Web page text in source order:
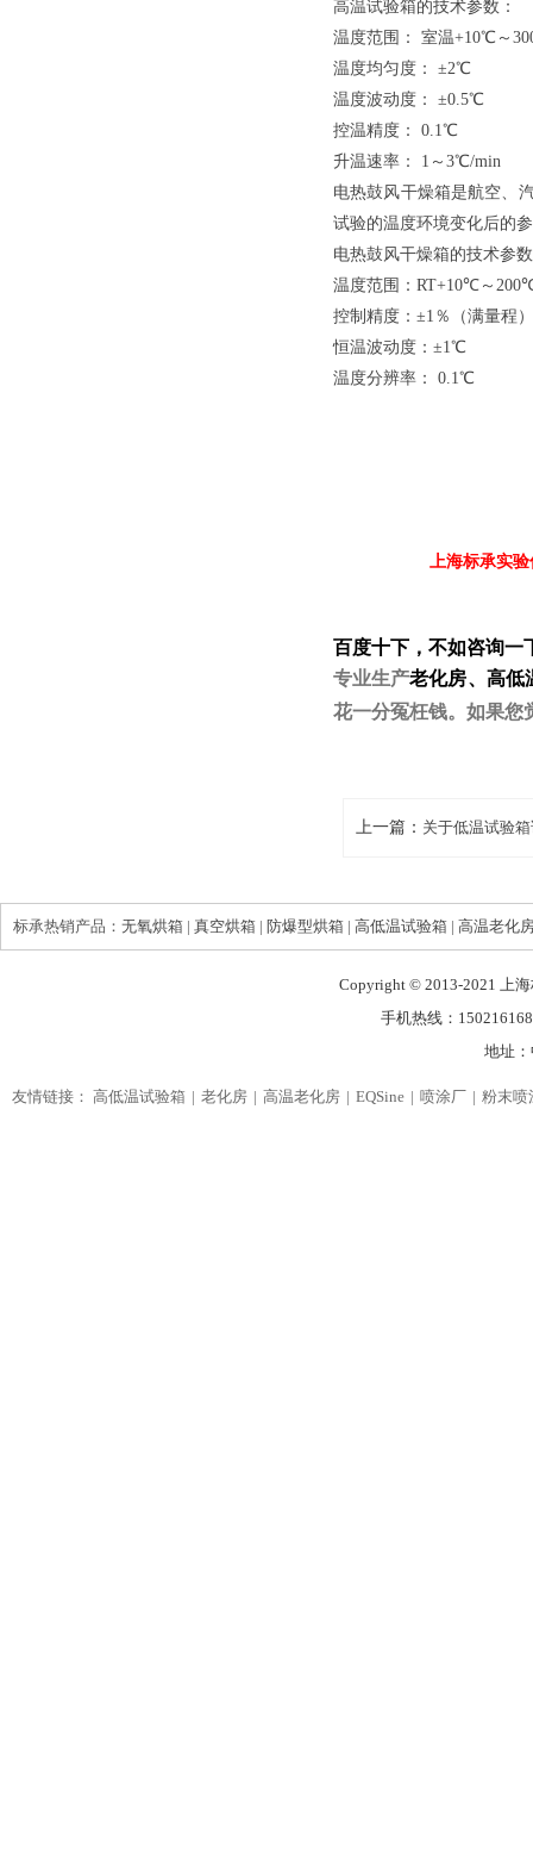
高温试验箱的技术参数：
温度范围： 室温+10℃～
温度均匀度： ±2℃
温度波动度： ±0.5℃
控温精度： 0.1℃
升温速率： 1～3℃/min
电热鼓风干燥箱是航空、
试验的温度环境变化后的
电热鼓风干燥箱的技术参
温度范围：RT+10℃～
控制精度：±1％（满量程）
恒温波动度：±1℃
温度分辨率： 0.1℃
上海标承实
百度十下，不如咨询一
专业生产老化房、 高低
花一分冤枉钱。如果您
上一篇： 关于低温试验
标承热销产品： 无氧烘箱 | 真空烘箱 | 防爆型烘箱 | 高低温试验箱 | 高温老化
Copyright © 2013-2021 上
手机热线：
地址
友情链接： 高低温试验箱 老化房 高温老化房 EQSine 喷涂厂 粉末喷